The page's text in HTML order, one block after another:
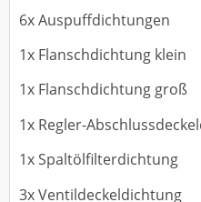
6x Auspuffdichtungen
1x Flanschdichtung klein
1x Flanschdichtung groß
1x Regler-
1x Spaltölfilterdichtung
3x Ventildeckeldichtung